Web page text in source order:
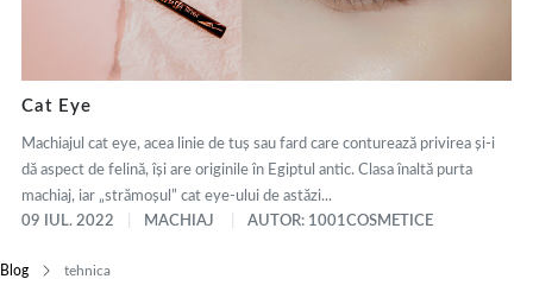
Blog tehnica
Cat Eye
Machiajul cat eye, acea linie de tuș sau fard care conturează privirea și-i
dă aspect de felină, își are originile în Egiptul antic. Clasa înaltă purta
machiaj, iar „strămoșul” cat eye-ului de astăzi...
09 IUL. 2022
MACHIAJ AUTOR: 1001COSMETICE